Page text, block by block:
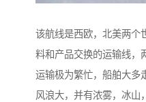
该航线是西欧，北美两个
料和产品交换的运输线，
运输极为繁忙，船舶大多
风浪大，并有浓雾，冰山